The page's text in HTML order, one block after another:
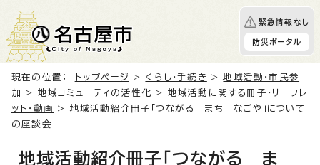
緊急情報なし
防災ポータル
現在の位置： トップページ > くらし・手続き >地域活動・市民参
加
> 地域コミュニティの活性化 > 地域活動に関する冊子・リーフレ
ット・動画
> 地域活動紹介冊子「つながる まち なごや」について
の座談会
地域活動紹介冊子「つながる ま